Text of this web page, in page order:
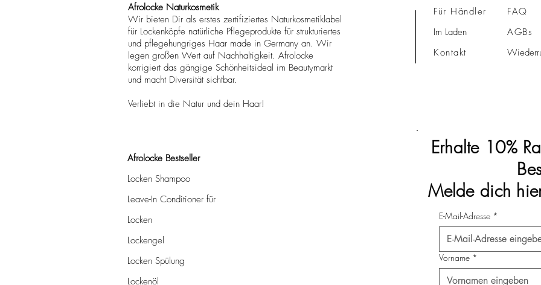
Afrolocke Naturkosmetik
Wir bieten Dir als erstes zertifiziertes Naturkosmetiklabel
für Lockenköpfe natürliche Pflegeprodukte für strukturiertes
und pflegehungriges Haar made in Germany an. Wir
legen großen Wert auf Nachhaltigkeit. Afrolocke
korrigiert das gängige Schönheitsideal im Beautymarkt
und macht Diversität sichtbar.
Verliebt in die Natur und dein Haar!
Afrolocke Bestseller
Locken Shampoo
Leave-In Conditioner für
Locken
Lockengel
Locken Spülung
Lockenöl
Für Händler
Im Laden
Kontakt
FAQ
AGBs
E-Mail-Adresse *
Vorname *
Erhalte 10%
Melde dich